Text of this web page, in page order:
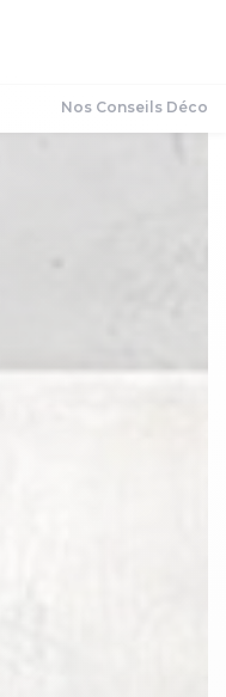
Nos Conseils Déco